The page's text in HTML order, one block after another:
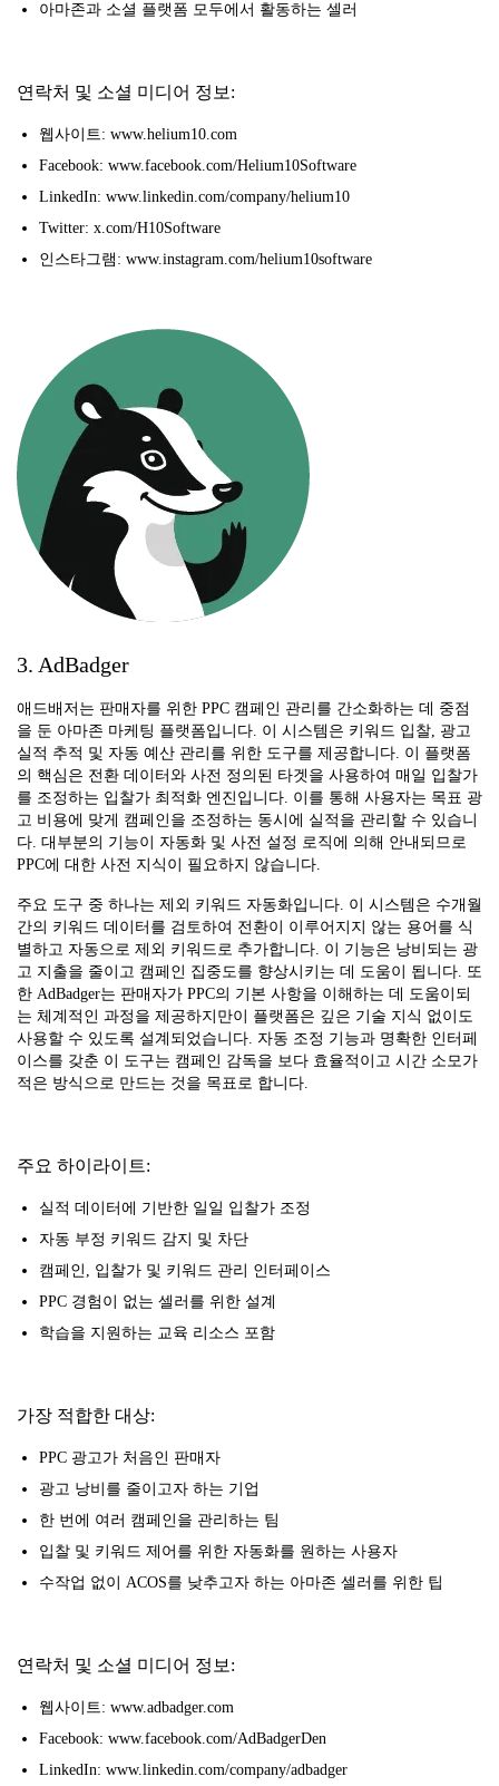
아마존과 소셜 플랫폼 모두에서 활동하는 셀러
연락처 및 소셜 미디어 정보:
웹사이트: www.helium10.com
Facebook: www.facebook.com/Helium10Software
LinkedIn: www.linkedin.com/company/helium10
Twitter: x.com/H10Software
인스타그램: www.instagram.com/helium10software
3. AdBadger
애드배저는 판매자를 위한 PPC 캠페인 관리를 간소화하는 데 중점
을 둔 아마존 마케팅 플랫폼입니다. 이 시스템은 키워드 입찰, 광고
실적 추적 및 자동 예산 관리를 위한 도구를 제공합니다. 이 플랫폼
의 핵심은 전환 데이터와 사전 정의된 타겟을 사용하여 매일 입찰가
를 조정하는 입찰가 최적화 엔진입니다. 이를 통해 사용자는 목표 광
고 비용에 맞게 캠페인을 조정하는 동시에 실적을 관리할 수 있습니
다. 대부분의 기능이 자동화 및 사전 설정 로직에 의해 안내되므로
PPC에 대한 사전 지식이 필요하지 않습니다.
주요 도구 중 하나는 제외 키워드 자동화입니다. 이 시스템은 수개월
간의 키워드 데이터를 검토하여 전환이 이루어지지 않는 용어를 식
별하고 자동으로 제외 키워드로 추가합니다. 이 기능은 낭비되는 광
고 지출을 줄이고 캠페인 집중도를 향상시키는 데 도움이 됩니다. 또
한 AdBadger는 판매자가 PPC의 기본 사항을 이해하는 데 도움이되
는 체계적인 과정을 제공하지만이 플랫폼은 깊은 기술 지식 없이도
사용할 수 있도록 설계되었습니다. 자동 조정 기능과 명확한 인터페
이스를 갖춘 이 도구는 캠페인 감독을 보다 효율적이고 시간 소모가
적은 방식으로 만드는 것을 목표로 합니다.
주요 하이라이트:
실적 데이터에 기반한 일일 입찰가 조정
자동 부정 키워드 감지 및 차단
캠페인, 입찰가 및 키워드 관리 인터페이스
PPC 경험이 없는 셀러를 위한 설계
학습을 지원하는 교육 리소스 포함
가장 적합한 대상:
PPC 광고가 처음인 판매자
광고 낭비를 줄이고자 하는 기업
한 번에 여러 캠페인을 관리하는 팀
입찰 및 키워드 제어를 위한 자동화를 원하는 사용자
수작업 없이 ACOS를 낮추고자 하는 아마존 셀러를 위한 팁
연락처 및 소셜 미디어 정보:
웹사이트: www.adbadger.com
Facebook: www.facebook.com/AdBadgerDen
LinkedIn: www.linkedin.com/company/adbadger